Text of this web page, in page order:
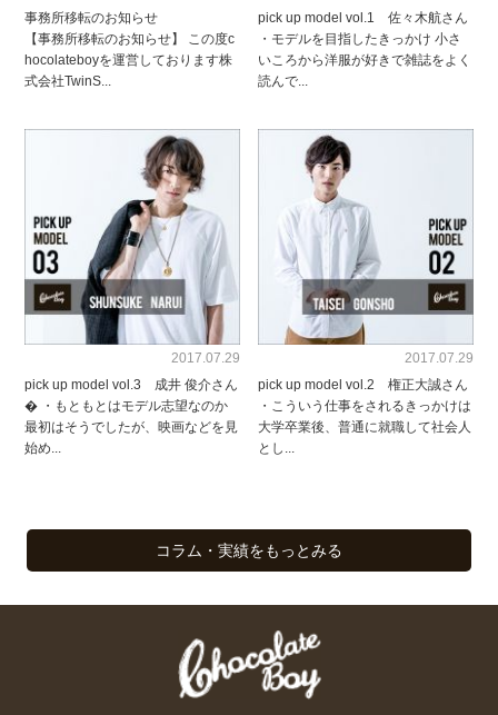
事務所移転のお知らせ
【事務所移転のお知らせ】 この度c
hocolateboyを運営しております株
式会社TwinS...
pick up model vol.1 佐々木航さん
・モデルを目指したきっかけ 小さ
いころから洋服が好きで雑誌をよく
読んで...
2017.07.29
pick up model vol.3 成井 俊介さん
� ・もともとはモデル志望なのか
最初はそうでしたが、映画などを見
始め...
2017.07.29
pick up model vol.2 権正大誠さん
・こういう仕事をされるきっかけは
大学卒業後、普通に就職して社会人
とし...
コラム・実績をもっとみる